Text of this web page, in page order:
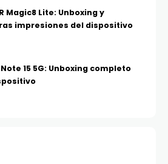
Magic8 Lite: Unboxing y
impresiones del dispositivo
Note 15 5G: Unboxing completo